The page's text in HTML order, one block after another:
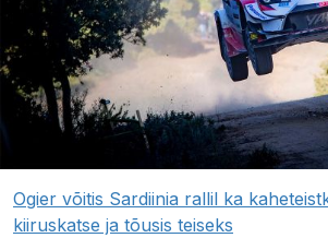
Ogier võitis Sardiinia rallil ka
kiiruskatse ja tõusis teiseks